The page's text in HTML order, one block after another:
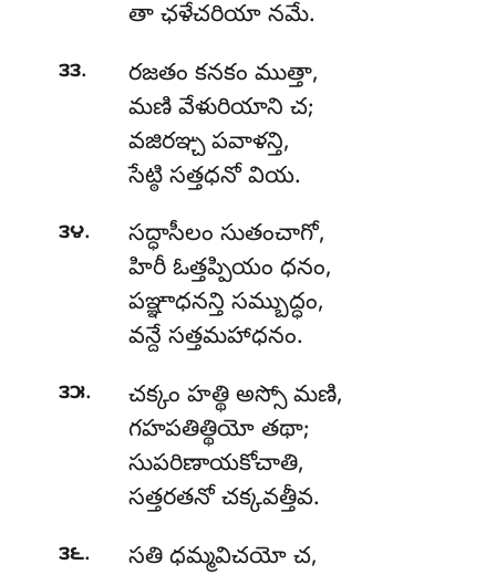
తా ఛళేచరియా నమే.
౩౩.
రజతం కనకం ముత్తా,
మణి వేళురియాని చ;
వజిరఞ్చ పవాళన్తి,
సేట్ఠి సత్తధనో వియ.
౩౪.
సద్ధాసీలం సుతంచాగో,
హిరీ ఓత్తప్పియం ధనం,
పఞ్ఞాధనన్తి సమ్బుద్ధం,
వన్దే సత్తమహాధనం.
౩౫. చక్కం హత్థి అస్సో మణి,
గహపతిత్థియో తథా;
సుపరిణాయకోచాతి,
సత్తరతనో చక్కవత్తీవ.
౩౬.
సతి ధమ్మవిచయో చ,